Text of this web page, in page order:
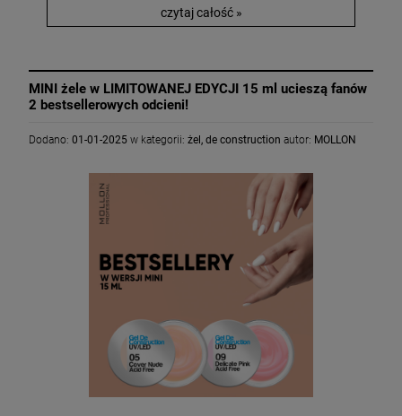
czytaj całość »
MINI żele w LIMITOWANEJ EDYCJI 15 ml ucieszą fanów
2 bestsellerowych odcieni!
Dodano: 01-01-2025 w kategorii: żel , de construction autor: MOLLON